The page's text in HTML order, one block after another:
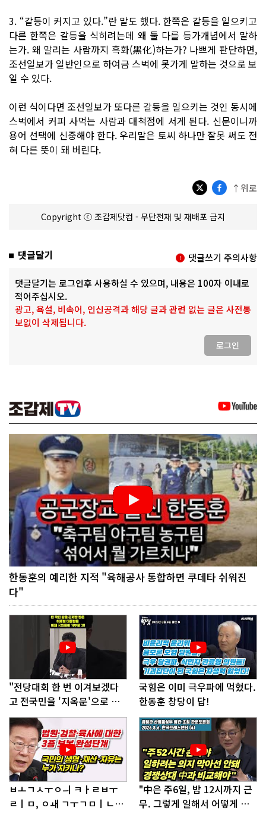
3. “갈등이 커지고 있다.”란 말도 했다. 한쪽은 갈등을 일으키고
다른 한쪽은 갈등을 식히려는데 왜 둘 다를 등가개념에서 말하
는가. 왜 말리는 사람까지 흑화(黑化)하는가? 나쁘게 판단하면,
조선일보가 일반인으로 하여금 스벅에 못가게 말하는 것으로 보
일 수 있다.
이런 식이다면 조선일보가 또다른 갈등을 일으키는 것인 동시에
스벅에서 커피 사먹는 사람과 대척점에 서게 된다. 신문이니까
용어 선택에 신중해야 한다. 우리말은 토씨 하나만 잘못 써도 전
혀 다른 뜻이 돼 버린다.
↑위로
Copyright ⓒ 조갑제닷컴 - 무단전재 및 재배포 금지
댓글달기 댓글쓰기 주의사항
댓글달기는 로그인후 사용하실 수 있으며, 내용은 100자 이내로
적어주십시오.
광고, 욕설, 비속어, 인신공격과 해당 글과 관련 없는 글은 사전통
보없이 삭제됩니다.
로그인
한동훈의 예리한 지적 "육해공사 통합하면 쿠데타 쉬워진
다"
"전당대회 한 번 이겨보겠다
고 전국민을 '지옥문'으로 밀
어!"
국힘은 이미 극우파에 먹혔다.
한동훈 창당이 답!
ㅂㅗㄱㅅㅜㅇㅢ ㅋㅏㄹㅂㅜ
ㄹㅣㅁ, ㅇㅙ ㄱㅜㄱㅁㅣㄴㄷ
"中은 주6일, 밤 12시까지 근
무. 그렇게 일해서 어떻게 경